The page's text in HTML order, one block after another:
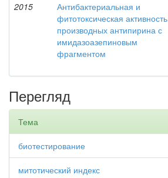
2015
Антибактериальная и
фитотоксическая активность
производных антипирина с
имидазоазепиновым
фрагментом
Перегляд
Тема
биотестирование
митотический индекс